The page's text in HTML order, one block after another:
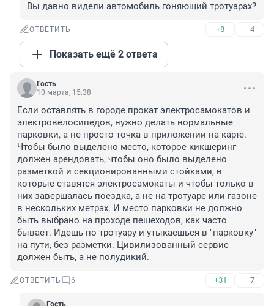
Вы давно видели автомобиль гоняющий тротуарах?
ОТВЕТИТЬ +8 –4
Показать ещё 2 ответа
Гость
10 марта, 15:38
Если оставлять в городе прокат электросамокатов и
электровелосипедов, нужно делать нормальные
парковки, а не просто точка в приложении на карте.
Чтобы было выделено место, которое кикшеринг
должен арендовать, чтобы оно было выделено
разметкой и секционированными стойками, в
которые ставятся электросамокаты и чтобы только в
них завершалась поездка, а не на тротуаре или газоне
в нескольких метрах. И место парковки не должно
быть выбрано на проходе пешеходов, как часто
бывает. Идешь по тротуару и утыкаешься в "парковку"
на пути, без разметки. Цивилизованный сервис
должен быть, а не полудикий.
ОТВЕТИТЬ 6 +31 –7
Гость